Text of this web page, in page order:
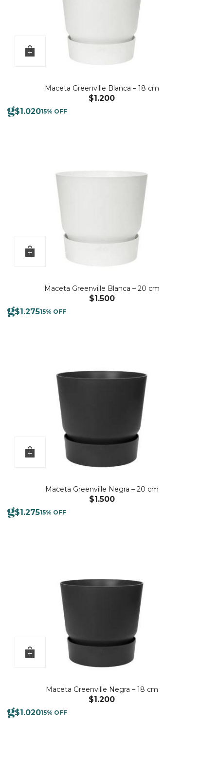
Maceta Greenville Blanca – 18 cm
$1.200
$1.02015% OFF
Maceta Greenville Blanca – 20 cm
$1.500
$1.27515% OFF
Maceta Greenville Negra – 20 cm
$1.500
$1.27515% OFF
Maceta Greenville Negra – 18 cm
$1.200
$1.02015% OFF